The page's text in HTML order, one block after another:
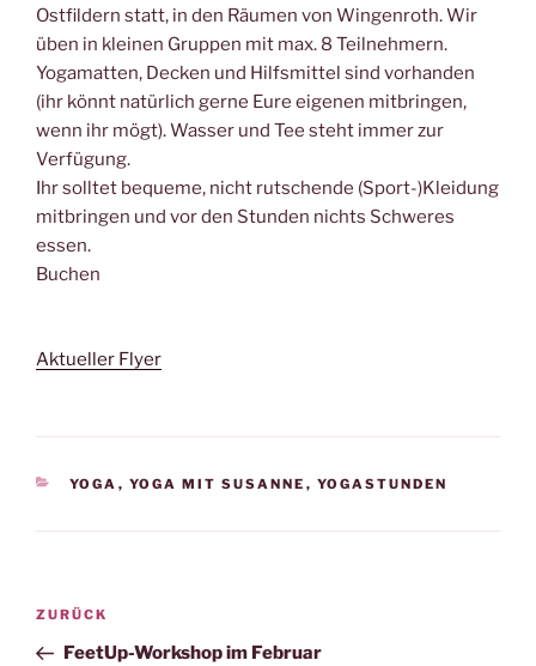
Ostfildern statt, in den Räumen von Wingenroth. Wir
üben in kleinen Gruppen mit max. 8 Teilnehmern.
Yogamatten, Decken und Hilfsmittel sind vorhanden
(ihr könnt natürlich gerne Eure eigenen mitbringen,
wenn ihr mögt). Wasser und Tee steht immer zur
Verfügung.
Ihr solltet bequeme, nicht rutschende (Sport-)Kleidung
mitbringen und vor den Stunden nichts Schweres
essen.
Buchen
Aktueller Flyer
KATEGORIEN
YOGA , YOGA MIT SUSANNE , YOGASTUNDEN
Beitragsnavigation
Vorheriger
Beitrag
ZURÜCK
FeetUp-Workshop im Februar